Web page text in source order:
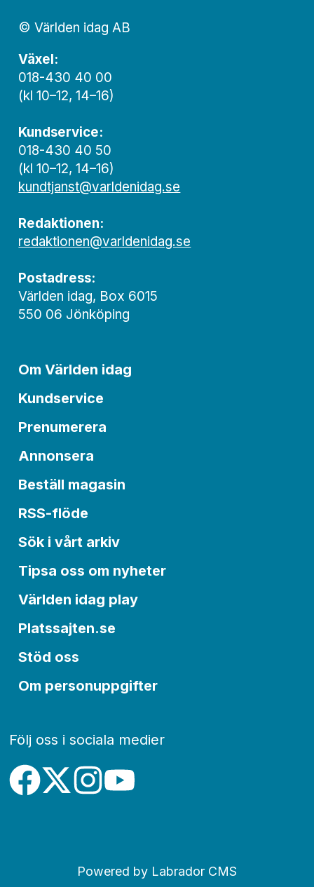
© Världen idag AB
Växel:
018-430 40 00
(kl 10–12, 14–16)
Kundservice:
018-430 40 50
(kl 10–12, 14–16)
kundtjanst@varldenidag.se
Redaktionen:
redaktionen@varldenidag.se
Postadress:
Världen idag, Box 6015
550 06 Jönköping
Om Världen idag
Kundservice
Prenumerera
Annonsera
Beställ magasin
RSS-flöde
Sök i vårt arkiv
Tipsa oss om nyheter
Världen idag play
Platssajten.se
Stöd oss
Om personuppgifter
Följ oss i sociala medier
Powered by Labrador CMS